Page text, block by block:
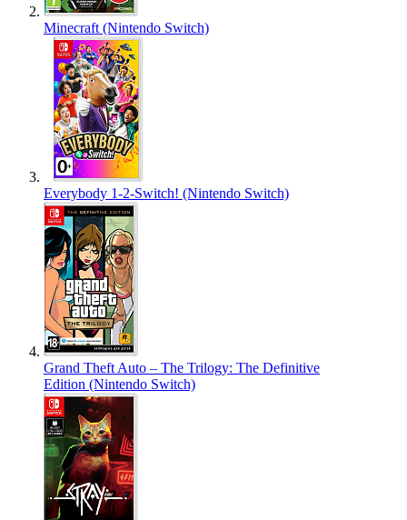
Minecraft (Nintendo Switch)
Everybody 1-2-Switch! (Nintendo Switch)
Grand Theft Auto – The Trilogy: The Definitive
Edition (Nintendo Switch)